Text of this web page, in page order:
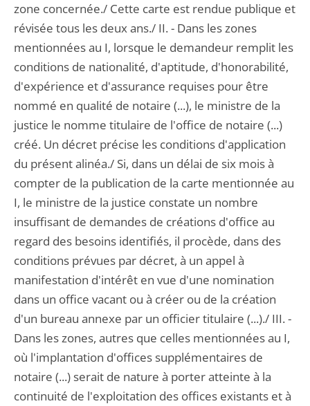
zone concernée./ Cette carte est rendue publique et
révisée tous les deux ans./ II. - Dans les zones
mentionnées au I, lorsque le demandeur remplit les
conditions de nationalité, d'aptitude, d'honorabilité,
d'expérience et d'assurance requises pour être
nommé en qualité de notaire (...), le ministre de la
justice le nomme titulaire de l'office de notaire (...)
créé. Un décret précise les conditions d'application
du présent alinéa./ Si, dans un délai de six mois à
compter de la publication de la carte mentionnée au
I, le ministre de la justice constate un nombre
insuffisant de demandes de créations d'office au
regard des besoins identifiés, il procède, dans des
conditions prévues par décret, à un appel à
manifestation d'intérêt en vue d'une nomination
dans un office vacant ou à créer ou de la création
d'un bureau annexe par un officier titulaire (...)./ III. -
Dans les zones, autres que celles mentionnées au I,
où l'implantation d'offices supplémentaires de
notaire (...) serait de nature à porter atteinte à la
continuité de l'exploitation des offices existants et à